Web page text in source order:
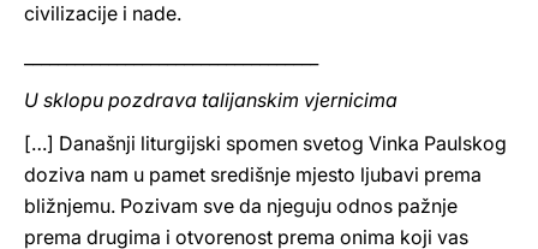
civilizacije i nade.
U sklopu pozdrava talijanskim vjernicima
[…] Današnji liturgijski spomen svetog Vinka Paulskog
doziva nam u pamet središnje mjesto ljubavi prema
bližnjemu. Pozivam sve da njeguju odnos pažnje
prema drugima i otvorenost prema onima koji vas